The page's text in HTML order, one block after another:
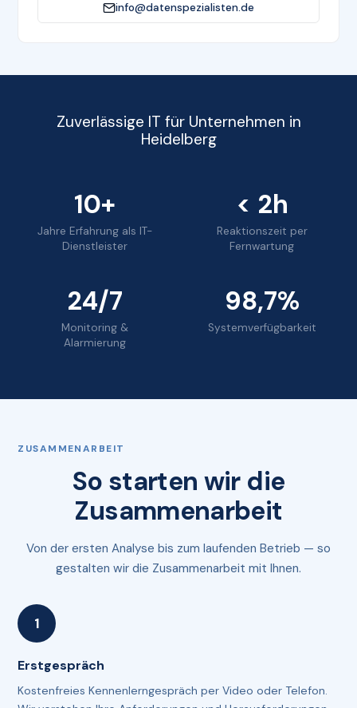
info@datenspezialisten.de
Zuverlässige IT für Unternehmen in
Heidelberg
10+
Jahre Erfahrung als IT-
Dienstleister
< 2h
Reaktionszeit per
Fernwartung
24/7
Monitoring &
Alarmierung
98,7%
Systemverfügbarkeit
ZUSAMMENARBEIT
So starten wir die
Zusammenarbeit
Von der ersten Analyse bis zum laufenden Betrieb — so
gestalten wir die Zusammenarbeit mit Ihnen.
Erstgespräch
Kostenfreies Kennenlerngespräch per Video oder Telefon.